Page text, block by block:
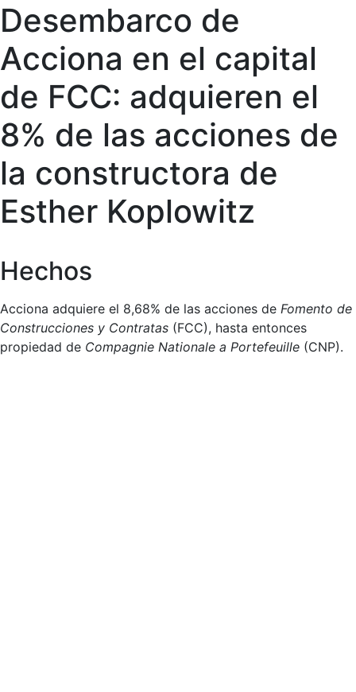
Desembarco de
Acciona en el capital
de FCC: adquieren el
8% de las acciones de
la constructora de
Esther Koplowitz
Hechos
Acciona adquiere el 8,68% de las acciones de Fomento de
Construcciones y Contratas (FCC), hasta entonces
propiedad de Compagnie Nationale a Portefeuille (CNP).